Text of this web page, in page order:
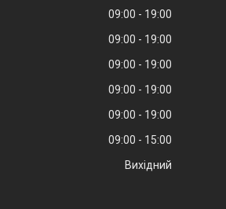
09:00
19:00
09:00
19:00
09:00
19:00
09:00
19:00
09:00
19:00
09:00
15:00
Вихідний